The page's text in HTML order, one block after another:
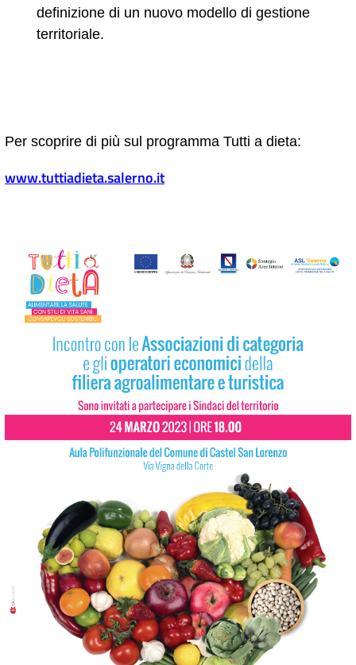
definizione di un nuovo modello di gestione
territoriale.
Per scoprire di più sul programma Tutti a dieta:
www.tuttiadieta.salerno.it